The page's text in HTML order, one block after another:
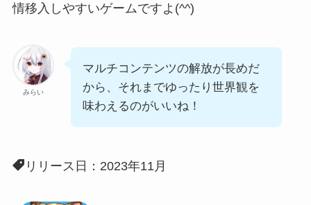
情移入しやすいゲームですよ(^^)
みらい
マルチコンテンツの解放が長めだ
から、それまでゆったり世界観を
味わえるのがいいね！
リリース日：2023年11月